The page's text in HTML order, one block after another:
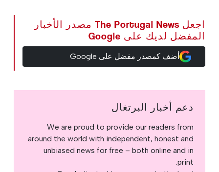
اجعل The Portugal News مصدر الأخبار
المفضل لديك على Google
أضف كمصدر مفضل على Google
دعم أخبار البرتغال
We are proud to provide our readers from
around the world with independent, honest and
unbiased news for free – both online and in
print.